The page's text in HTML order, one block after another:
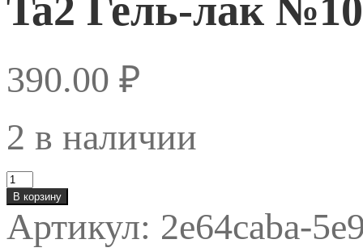
Ta2 Гель-лак
390.00 ₽
2 в наличии
Количество
товара
Ta2
Гель-
лак
В корзину
Артикул: 2e64caba-